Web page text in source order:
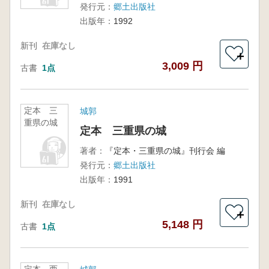
発行元： 郷土出版社
出版年： 1992
新刊 在庫なし
古書 1点 3,009 円
＋
定本 三
重県の城
城郭
定本 三重県の城
著者：
『定本・三重県の城』刊行会 編
発行元： 郷土出版社
出版年： 1991
新刊 在庫なし
古書 1点 5,148 円
＋